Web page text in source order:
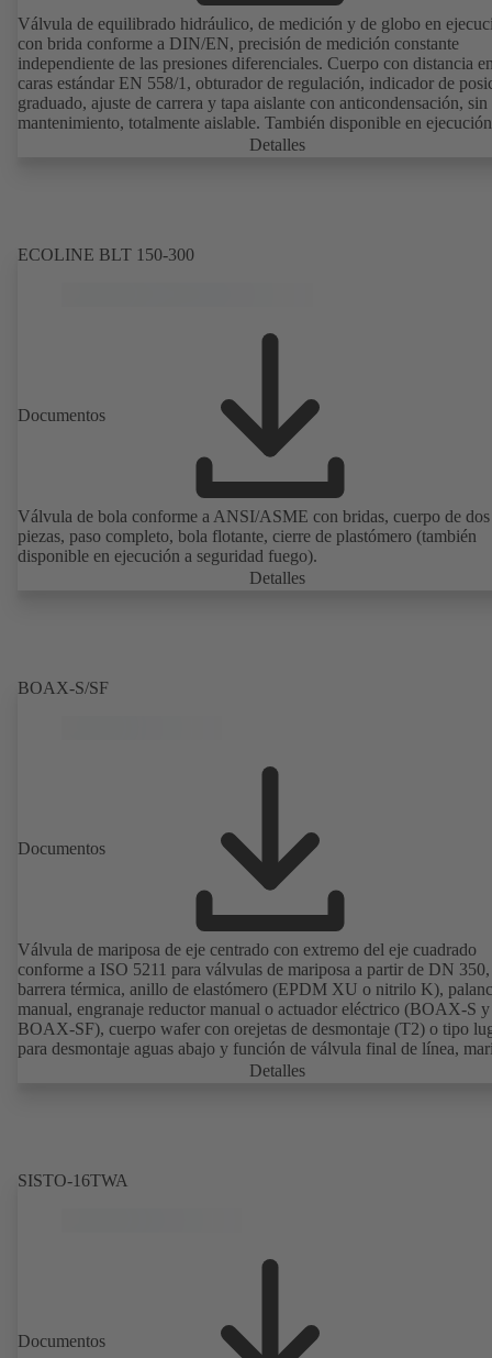
Válvula de equilibrado hidráulico, de medición y de globo en
con brida conforme a DIN/EN, precisión de medición constante
independiente de las presiones diferenciales. Cuerpo con distancia
caras estándar EN 558/1, obturador de regulación, indicador de
graduado, ajuste de carrera y tapa aislante con anticondensación, sin
mantenimiento, totalmente aislable. También disponible en
agua potable con certificación DVGW y revestimiento sintético
dirección de flujo, del caudal volumétrico y de la temperatura
Detalles
ECOLINE BLT 150-300
Documentos
Válvula de bola conforme a ANSI/ASME con bridas, cuerpo de dos
piezas, paso completo, bola flotante, cierre de plastómero (también
disponible en ejecución a seguridad fuego).
Detalles
BOAX-S/SF
Documentos
Válvula de mariposa de eje centrado con extremo del eje cuadrado
conforme a ISO 5211 para válvulas de mariposa a partir de DN
barrera térmica, anillo de elastómero (EPDM XU o nitrilo K),
manual, engranaje reductor manual o actuador eléctrico (BOAX-S y
BOAX-SF), cuerpo wafer con orejetas de desmontaje (T2) o tipo
para desmontaje aguas abajo y función de válvula final de línea,
de acero inoxidable 1.4308, conexiones según EN.
Detalles
SISTO-16TWA
Documentos